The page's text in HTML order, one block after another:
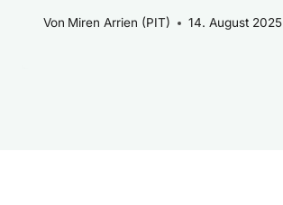
Von Miren Arrien (PIT) 14. August 2025